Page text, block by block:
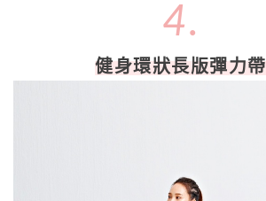
4.
健身環狀長版彈力帶